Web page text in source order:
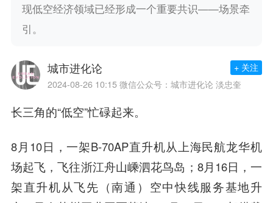
现低空经济领域已经形成一个重要共识——场景牵
引。
城市进化论
2024-08-26 10:15 微信公众号：城市进化论 淡忠奎
+ 关注
长三角的“低空”忙碌起来。
8月10日，一架B-70AP直升机从上海民航龙华机
场起飞，飞往浙江舟山嵊泗花鸟岛；8月16日，一
架直升机从飞先（南通）空中快线服务基地升